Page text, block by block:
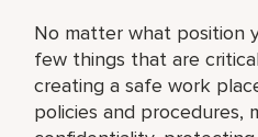
No matter what position
few things that are
creating a safe work
policies and procedures,